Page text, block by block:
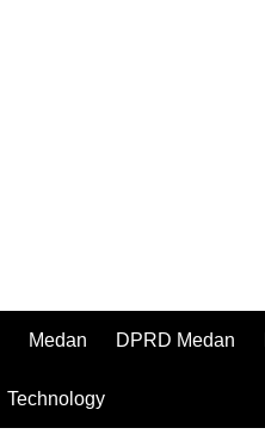
Medan DPRD Medan
Technology